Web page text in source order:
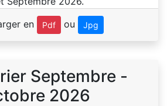
en Pdf ou Jpg
Septembre -
2026